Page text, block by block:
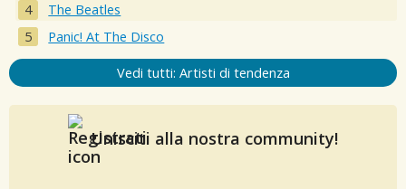
The Beatles
Panic! At The Disco
Vedi tutti: Artisti di tendenza
Unisciti alla nostra community!